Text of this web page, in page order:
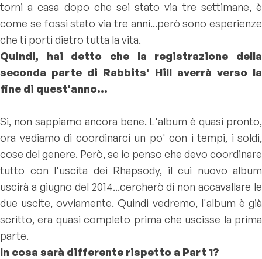
torni a casa dopo che sei stato via tre settimane, è
come se fossi stato via tre anni...però sono esperienze
che ti porti dietro tutta la vita.
Quindi, hai detto che la registrazione della
seconda parte di Rabbits' Hill averrà verso la
fine di quest'anno...
Si, non sappiamo ancora bene. L'album è quasi pronto,
ora vediamo di coordinarci un po' con i tempi, i soldi,
cose del genere. Però, se io penso che devo coordinare
tutto con l'uscita dei Rhapsody, il cui nuovo album
uscirà a giugno del 2014...cercherò di non accavallare le
due uscite, ovviamente. Quindi vedremo, l'album è già
scritto, era quasi completo prima che uscisse la prima
parte.
In cosa sarà differente rispetto a Part 1?